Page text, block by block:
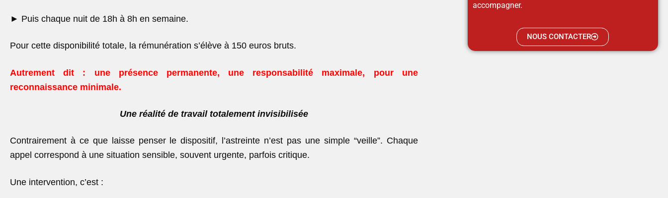
► Puis chaque nuit de 18h à 8h en semaine.
Pour cette disponibilité totale, la rémunération s’élève à 150 euros bruts.
Autrement dit : une présence permanente, une responsabilité maximale, pour une
reconnaissance minimale.
Une réalité de travail totalement invisibilisée
Contrairement à ce que laisse penser le dispositif, l’astreinte n’est pas une simple “veille”. Chaque
appel correspond à une situation sensible, souvent urgente, parfois critique.
Une intervention, c’est :
accompagner.
NOUS CONTACTER